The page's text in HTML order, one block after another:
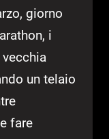
giorno
i
un telaio
fare